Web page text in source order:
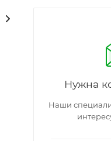
Нужна
Наши